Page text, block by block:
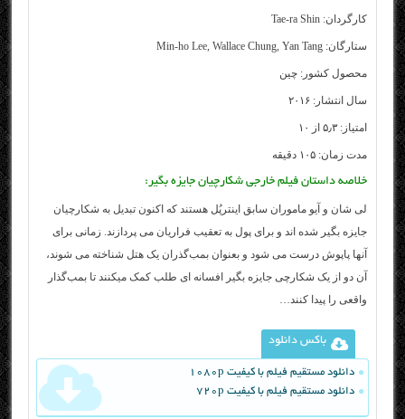
کارگردان: Tae-ra Shin
ستارگان: Min-ho Lee, Wallace Chung, Yan Tang
محصول کشور: چین
سال انتشار: ۲۰۱۶
امتیاز: ۵٫۳ از ۱۰
مدت زمان: ۱۰۵ دقیقه
خلاصه داستان فیلم خارجی شکارچیان جایزه بگیر:
لی شان و آیو ماموران سابق اینترپُل هستند که اکنون تبدیل به شکارچیان
جایزه بگیر شده اند و برای پول به تعقیب فراریان می پردازند. زمانی برای
آنها پاپوش درست می شود و بعنوان بمب‌گذران یک هتل شناخته می شوند،
آن دو از یک شکارچی جایزه بگیر افسانه ای طلب کمک میکنند تا بمب‌گذار
واقعی را پیدا کنند…
باکس دانلود
دانلود مستقیم فیلم با کیفیت 1080p
دانلود مستقیم فیلم با کیفیت 720p